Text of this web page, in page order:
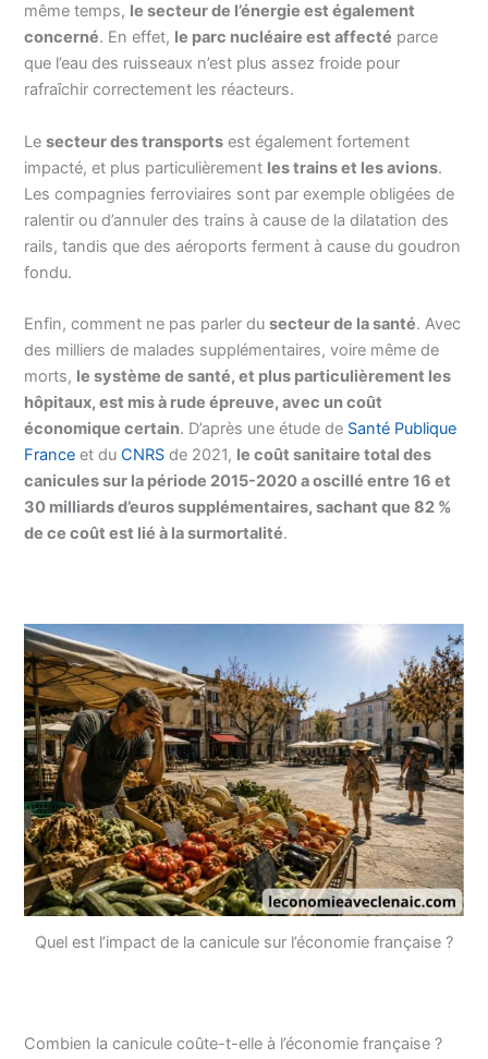
même temps, le secteur de l’énergie est également
concerné. En effet, le parc nucléaire est affecté parce
que l’eau des ruisseaux n’est plus assez froide pour
rafraîchir correctement les réacteurs.
Lesecteur des transports est également fortement
impacté, et plus particulièrement les trains et les avions.
Les compagnies ferroviaires sont par exemple obligées de
ralentir ou d’annuler des trains à cause de la dilatation des
rails, tandis que des aéroports ferment à cause du goudron
fondu.
Enfin, comment ne pas parler dusecteur de la santé. Avec
des milliers de malades supplémentaires, voire même de
morts, le système de santé, et plus particulièrement les
hôpitaux, est mis à rude épreuve, avec un coût
économique certain. D’après une étude de Santé Publique
France et du CNRS de 2021, le coût sanitaire total des
canicules sur la période 2015-2020 a oscillé entre 16 et
30 milliards d’euros supplémentaires, sachant que 82 %
de ce coût est lié à la surmortalité.
Quel est l’impact de la canicule sur l’économie française ?
Combien la canicule coûte-t-elle à l’économie française ?